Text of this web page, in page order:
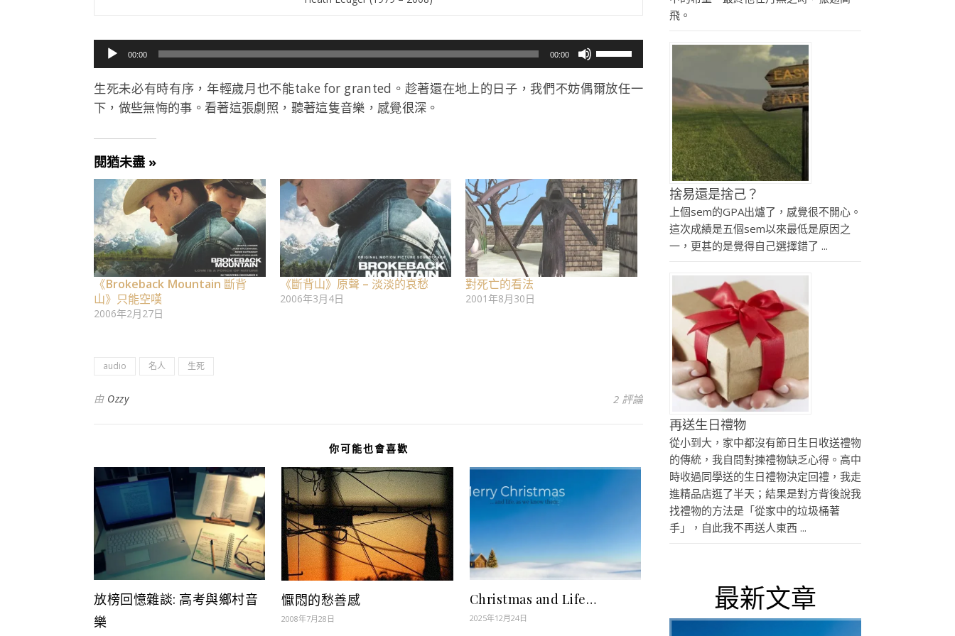
訊
播
放
器
00:00 00:00
向
上/
提
高
或
降
低
音
生死未必有時有序，年輕歲月也不能take for granted。趁著還在地上的日子，我們不妨偶爾放任一
下，做些無悔的事。看著這張劇照，聽著這隻音樂，感覺很深。
閱猶未盡 »
《Brokeback Mountain 斷背
山》只能空嘆
2006年2月27日
《斷背山》原聲 – 淡淡的哀愁
2006年3月4日
對死亡的看法
2001年8月30日
audio 名人 生死
由 Ozzy 2 評論
你可能也會喜歡
放榜回憶雜談: 高考與鄉村音
樂
懨悶的愁善感
2008年7月28日
Christmas and Life…
2025年12月24日
飛。
捨易還是捨己？
上個sem的GPA出爐了，感覺很不開心。
這次成績是五個sem以來最低是原因之
一，更甚的是覺得自己選擇錯了 ...
再送生日禮物
從小到大，家中都沒有節日生日收送禮物
的傳統，我自問對揀禮物缺乏心得。高中
時收過同學送的生日禮物決定回禮，我走
進精品店逛了半天；結果是對方背後說我
找禮物的方法是「從家中的垃圾桶著
手」，自此我不再送人東西 ...
最新文章